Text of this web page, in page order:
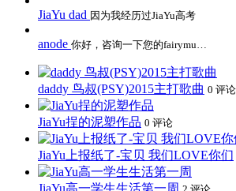
JiaYu dad 因为我经历过JiaYu高考
anode 你好，咨询一下您的fairymu…
daddy 鸟叔(PSY)2015主打歌曲 0 评论
JiaYu挰的泥塑作品 0 评论
JiaYu上报纸了-宝贝 我们LOVE你们
JiaYu高一学生生活第一周